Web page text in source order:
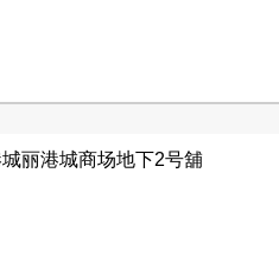
丽港城商场地下2号舖